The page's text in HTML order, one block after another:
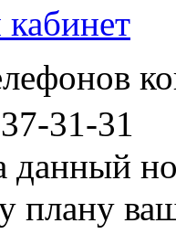
31-31
данный
плану